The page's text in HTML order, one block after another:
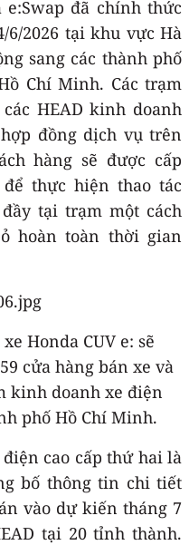
đã chính thức
6/2026 tại khu vực Hà
sang các thành phố
Chí Minh. Các trạm
HEAD kinh doanh
đồng dịch vụ trên
hàng sẽ được cấp
thực hiện thao tác
tại trạm một cách
hoàn toàn thời gian
Honda CUV e: sẽ
cửa hàng bán xe và
kinh doanh xe điện
phố Hồ Chí Minh.
cao cấp thứ hai là
bố thông tin chi tiết
vào dự kiến tháng 7
tại 20 tỉnh thành.